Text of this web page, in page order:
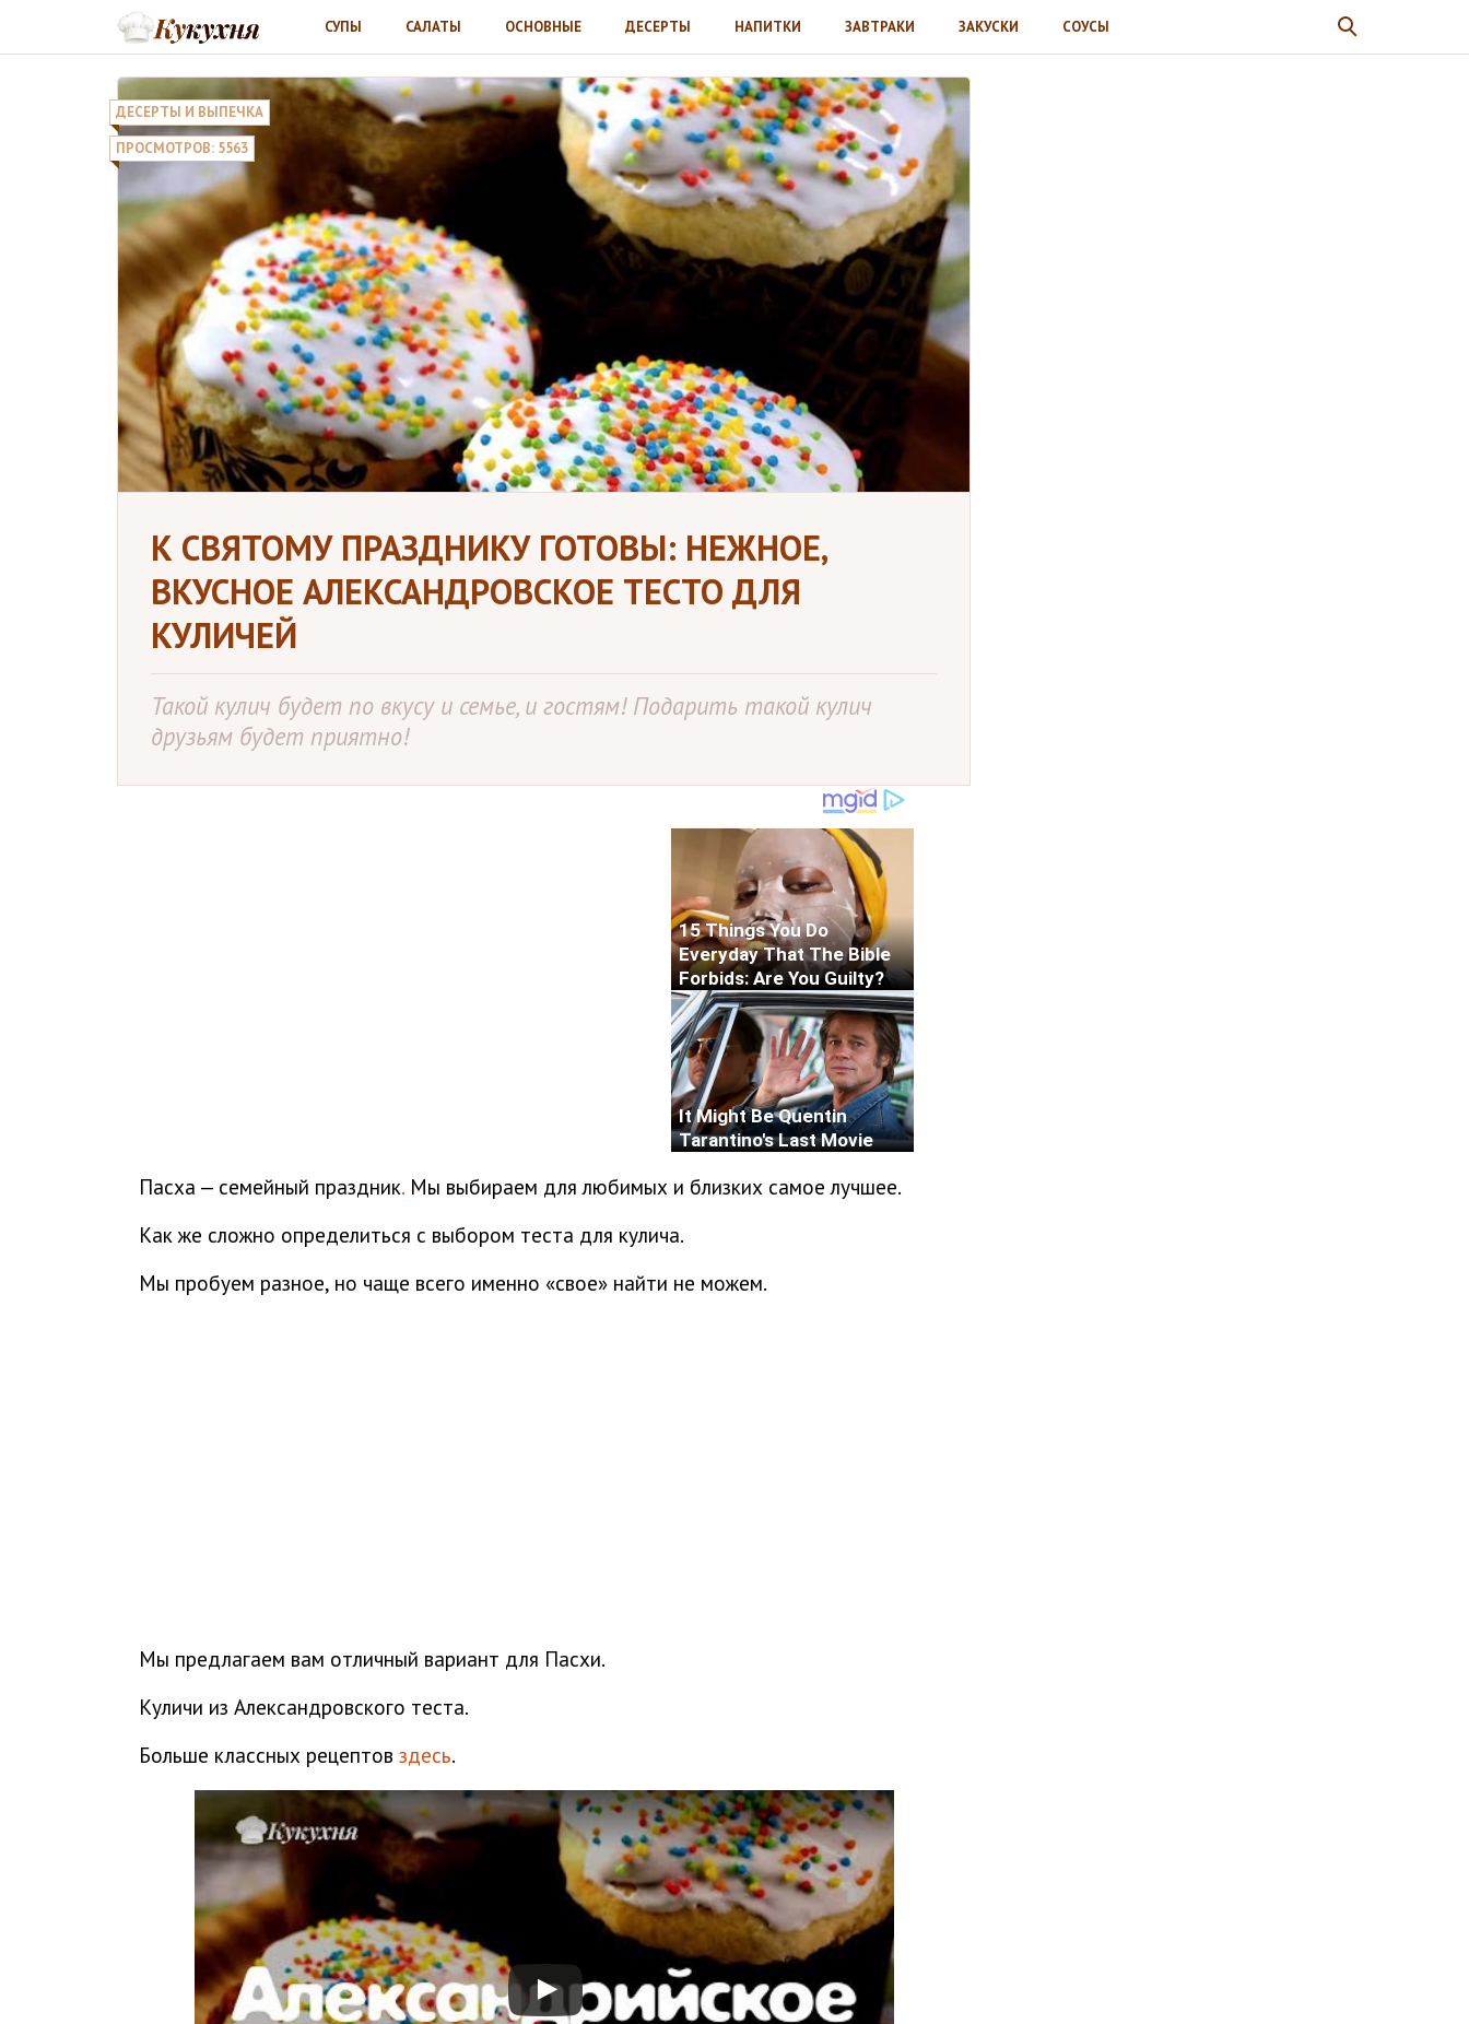
СУПЫ САЛАТЫ ОСНОВНЫЕ ДЕСЕРТЫ НАПИТКИ ЗАВТРАКИ ЗАКУСКИ СОУСЫ
ДЕСЕРТЫ И ВЫПЕЧКА
ПРОСМОТРОВ: 5563
К СВЯТОМУ ПРАЗДНИКУ ГОТОВЫ: НЕЖНОЕ,
ВКУСНОЕ АЛЕКСАНДРОВСКОЕ ТЕСТО ДЛЯ
КУЛИЧЕЙ
Такой кулич будет по вкусу и семье, и гостям! Подарить такой кулич
друзьям будет приятно!
Пасха — семейный праздник. Мы выбираем для любимых и близких самое лучшее.
Как же сложно определиться с выбором теста для кулича.
Мы пробуем разное, но чаще всего именно «свое» найти не можем.
Мы предлагаем вам отличный вариант для Пасхи.
Куличи из Александровского теста.
Больше классных рецептов здесь.